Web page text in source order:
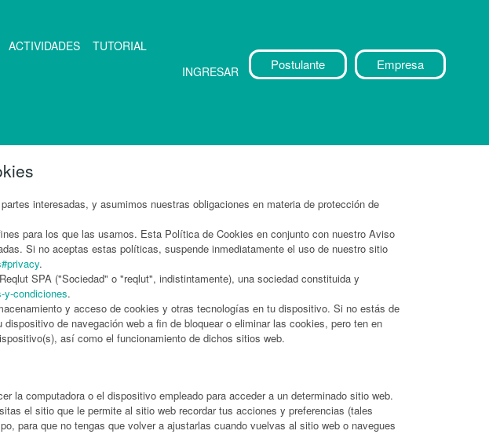
ACTIVIDADES TUTORIAL
INGRESAR Postulante Empresa
interesadas, y asumimos nuestras obligaciones en materia de protección de
para los que las usamos. Esta Política de Cookies en conjunto con nuestro Aviso
Si no aceptas estas políticas, suspende inmediatamente el uso de nuestro sitio
.
SPA ("Sociedad" o "reqlut", indistintamente), una sociedad constituida y
y-condiciones.
y acceso de cookies y otras tecnologías en tu dispositivo. Si no estás de
de navegación web a fin de bloquear o eliminar las cookies, pero ten en
así como el funcionamiento de dichos sitios web.
la computadora o el dispositivo empleado para acceder a un determinado sitio web.
el sitio que le permite al sitio web recordar tus acciones y preferencias (tales
para que no tengas que volver a ajustarlas cuando vuelvas al sitio web o navegues